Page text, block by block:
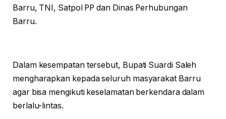
Barru, TNI, Satpol PP dan Dinas Perhubungan
Barru.
Dalam kesempatan tersebut, Bupati Suardi Saleh
mengharapkan kepada seluruh masyarakat Barru
agar bisa mengikuti keselamatan berkendara dalam
berlalu-lintas.